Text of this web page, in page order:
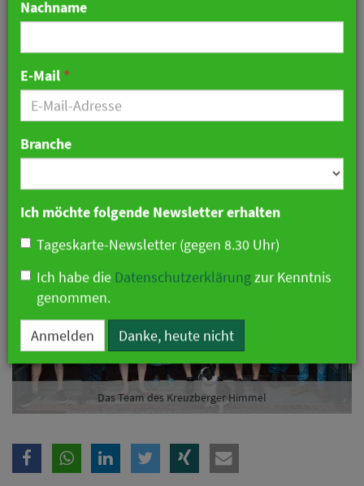
Berlin: Geflüchtete
versorgen Obdachlose
täglich mit warmen
Mahlzeiten
Das Team des Kreuzberger Himmel
Nachname
E-Mail *
Branche
Ich möchte folgende Newsletter erhalten
Tageskarte-Newsletter (gegen 8.30 Uhr)
Ich habe die Datenschutzerklärungzur Kenntnis
genommen.
Anmelden Danke, heute nicht